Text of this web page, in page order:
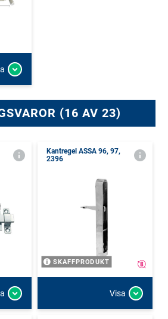
(16 AV 23)
Kantregel ASSA 96, 97,
2396
SKAFFPRODUKT
Visa